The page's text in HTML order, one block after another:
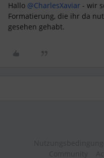
Hallo ​ @CharlesXaviar - wir
Formatierung, die ihr da
gesehen gehabt.